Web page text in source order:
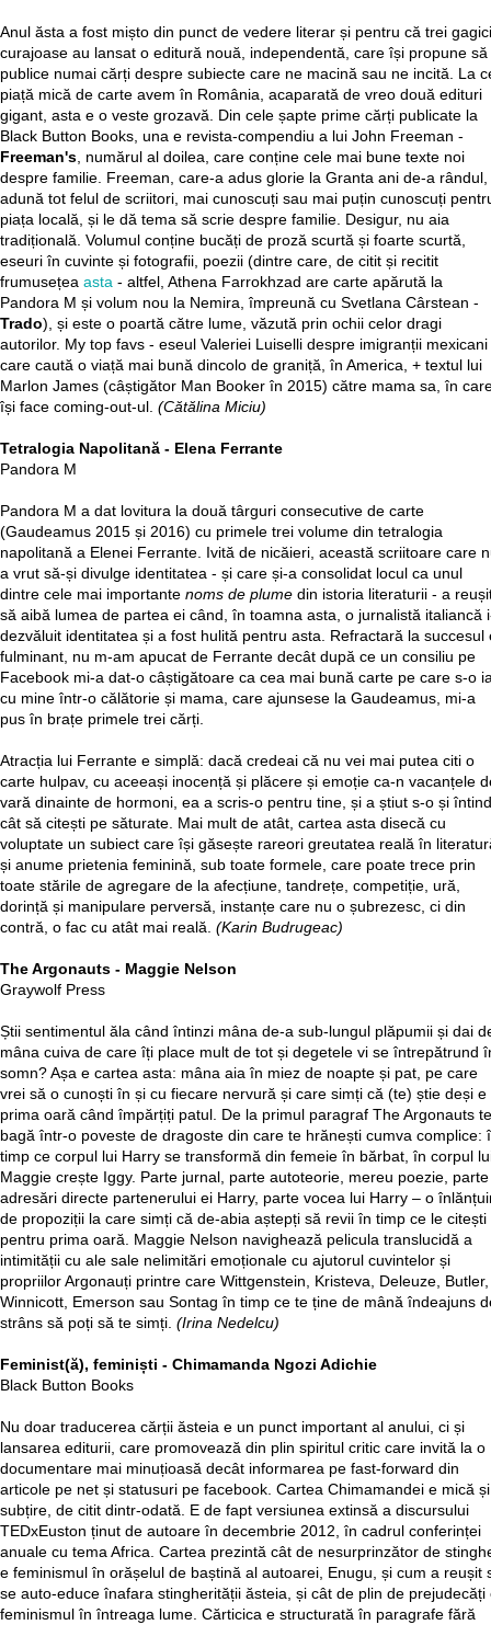
Anul ăsta a fost mișto din punct de vedere literar și pentru că trei gagici
curajoase au lansat o editură nouă, independentă, care își propune să
publice numai cărți despre subiecte care ne macină sau ne incită. La
piață mică de carte avem în România, acaparată de vreo două edituri
gigant, asta e o veste grozavă. Din cele șapte prime cărți publicate la
Black Button Books, una e revista-compendiu a lui John Freeman -
Freeman's, numărul al doilea, care conține cele mai bune texte noi
despre familie. Freeman, care-a adus glorie la Granta ani de-a rândul,
adună tot felul de scriitori, mai cunoscuți sau mai puțin cunoscuți
piața locală, și le dă tema să scrie despre familie. Desigur, nu aia
tradițională. Volumul conține bucăți de proză scurtă și foarte scurtă,
eseuri în cuvinte și fotografii, poezii (dintre care, de citit și recitit
frumusețea asta - altfel, Athena Farrokhzad are carte apărută la
Pandora M și volum nou la Nemira, împreună cu Svetlana Cârstean -
Trado), și este o poartă către lume, văzută prin ochii celor dragi
autorilor. My top favs - eseul Valeriei Luiselli despre imigranții mexicani
care caută o viață mai bună dincolo de graniță, în America, + textul lui
Marlon James (câștigător Man Booker în 2015) către mama sa, în
își face coming-out-ul. (Cătălina Miciu)
Tetralogia Napolitană - Elena Ferrante
Pandora M
Pandora M a dat lovitura la două târguri consecutive de carte
(Gaudeamus 2015 și 2016) cu primele trei volume din tetralogia
napolitană a Elenei Ferrante. Ivită de nicăieri, această scriitoare care
a vrut să-și divulge identitatea - și care și-a consolidat locul ca unul
dintre cele mai importante noms de plume din istoria literaturii - a
să aibă lumea de partea ei când, în toamna asta, o jurnalistă italiancă
dezvăluit identitatea și a fost hulită pentru asta. Refractară la succesul
fulminant, nu m-am apucat de Ferrante decât după ce un consiliu pe
Facebook mi-a dat-o câștigătoare ca cea mai bună carte pe care s-o
cu mine într-o călătorie și mama, care ajunsese la Gaudeamus, mi-a
pus în brațe primele trei cărți.
Atracția lui Ferrante e simplă: dacă credeai că nu vei mai putea citi o
carte hulpav, cu aceeași inocență și plăcere și emoție ca-n vacanțele
vară dinainte de hormoni, ea a scris-o pentru tine, și a știut s-o și
cât să citești pe săturate. Mai mult de atât, cartea asta disecă cu
voluptate un subiect care își găsește rareori greutatea reală în
și anume prietenia feminină, sub toate formele, care poate trece prin
toate stările de agregare de la afecțiune, tandrețe, competiție, ură,
dorință și manipulare perversă, instanțe care nu o șubrezesc, ci din
contră, o fac cu atât mai reală. (Karin Budrugeac)
The Argonauts - Maggie Nelson
Graywolf Press
Știi sentimentul ăla când întinzi mâna de-a sub-lungul plăpumii și dai
mâna cuiva de care îți place mult de tot și degetele vi se întrepătrund
somn? Așa e cartea asta: mâna aia în miez de noapte și pat, pe care
vrei să o cunoști în și cu fiecare nervură și care simți că (te) știe deși e
prima oară când împărțiți patul. De la primul paragraf The Argonauts te
bagă într-o poveste de dragoste din care te hrănești cumva complice:
timp ce corpul lui Harry se transformă din femeie în bărbat, în corpul
Maggie crește Iggy. Parte jurnal, parte autoteorie, mereu poezie, parte
adresări directe partenerului ei Harry, parte vocea lui Harry – o
de propoziții la care simți că de-abia aștepți să revii în timp ce le citești
pentru prima oară. Maggie Nelson navighează pelicula translucidă a
intimității cu ale sale nelimitări emoționale cu ajutorul cuvintelor și
propriilor Argonauți printre care Wittgenstein, Kristeva, Deleuze, Butler,
Winnicott, Emerson sau Sontag în timp ce te ține de mână îndeajuns
strâns să poți să te simți. (Irina Nedelcu)
Feminist(ă), feminiști - Chimamanda Ngozi Adichie
Black Button Books
Nu doar traducerea cărții ăsteia e un punct important al anului, ci și
lansarea editurii, care promovează din plin spiritul critic care invită la o
documentare mai minuțioasă decât informarea pe fast-forward din
articole pe net și statusuri pe facebook. Cartea Chimamandei e mică și
subțire, de citit dintr-odată. E de fapt versiunea extinsă a discursului
TEDxEuston ținut de autoare în decembrie 2012, în cadrul conferinței
anuale cu tema Africa. Cartea prezintă cât de nesurprinzător de
e feminismul în orășelul de baștină al autoarei, Enugu, și cum a reușit
se auto-educe înafara stingherității ăsteia, și cât de plin de prejudecăți
feminismul în întreaga lume. Cărticica e structurată în paragrafe fără